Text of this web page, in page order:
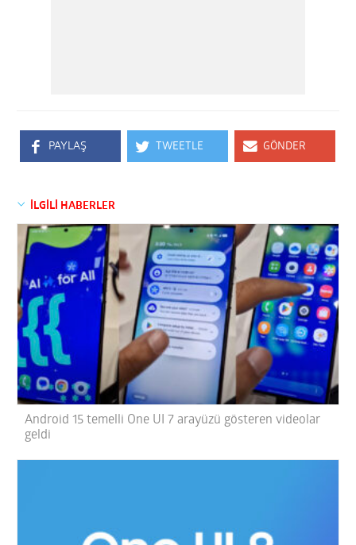
PAYLAŞ TWEETLE GÖNDER
İLGİLİ HABERLER
Android 15 temelli One UI 7 arayüzü gösteren videolar
geldi